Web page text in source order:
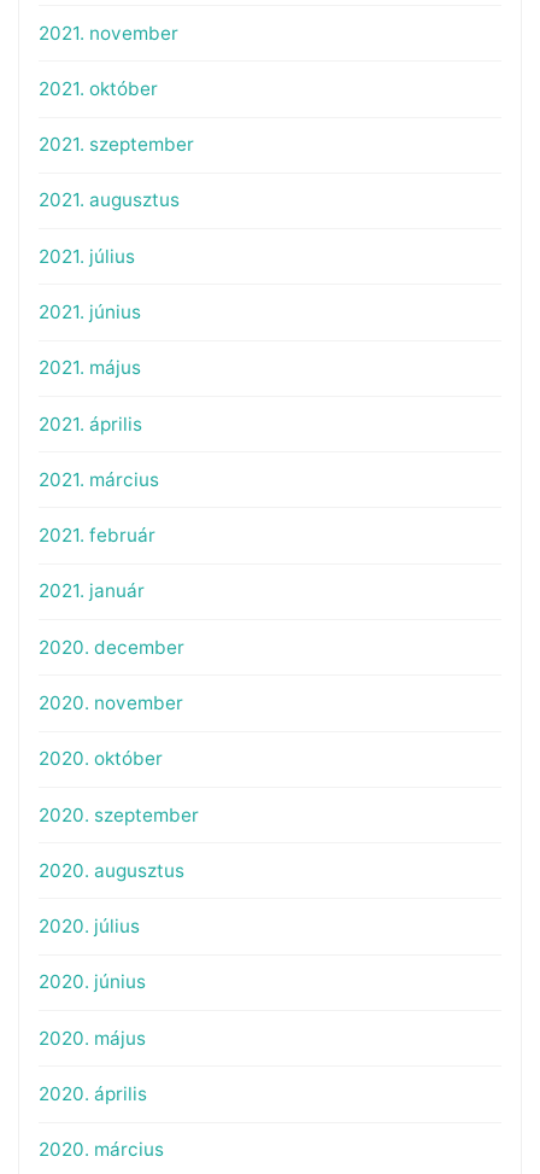
2021. november
2021. október
2021. szeptember
2021. augusztus
2021. július
2021. június
2021. május
2021. április
2021. március
2021. február
2021. január
2020. december
2020. november
2020. október
2020. szeptember
2020. augusztus
2020. július
2020. június
2020. május
2020. április
2020. március